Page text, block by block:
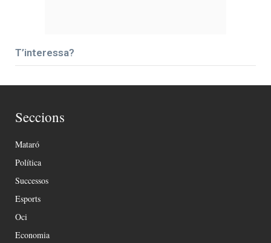
T’interessa?
Seccions
Mataró
Política
Successos
Esports
Oci
Economia